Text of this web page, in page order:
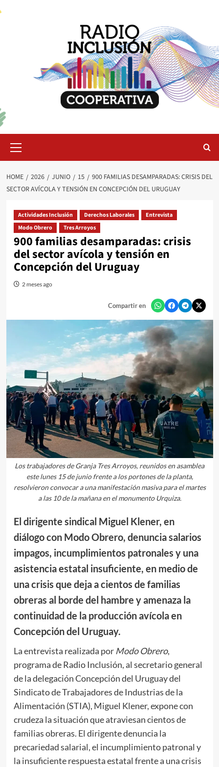
Menu
HOME 2026 JUNIO 15
900 FAMILIAS DESAMPARADAS: CRISIS DEL
SECTOR AVÍCOLA Y TENSIÓN EN CONCEPCIÓN DEL URUGUAY
Actividades Inclusión Derechos Laborales
Entrevista
Modo Obrero
Tres Arroyos
900 familias desamparadas: crisis
del sector avícola y tensión en
Concepción del Uruguay
2 meses ago
Compartir en
Los trabajadores de Granja Tres Arroyos, reunidos en asamblea
este lunes 15 de junio frente a los portones de la planta,
resolvieron convocar a una manifestación masiva para el martes
a las 10 de la mañana en el monumento Urquiza.
El dirigente sindical Miguel Klener, en
diálogo con Modo Obrero, denuncia salarios
impagos, incumplimientos patronales y una
asistencia estatal insuficiente, en medio de
una crisis que deja a cientos de familias
obreras al borde del hambre y amenaza la
continuidad de la producción avícola en
Concepción del Uruguay.
La entrevista realizada porModo Obrero,
programa de Radio Inclusión, al secretario general
de la delegación Concepción del Uruguay del
Sindicato de Trabajadores de Industrias de la
Alimentación (STIA), Miguel Klener, expone con
crudeza la situación que atraviesan cientos de
familias obreras. El dirigente denuncia la
precariedad salarial, el incumplimiento patronal y
la insuficiente respuesta estatal frente a una crisis